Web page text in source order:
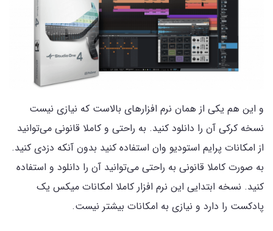
و این هم یکی از همان نرم افزارهای بالاست که نیازی نیست
نسخه کرکی آن را دانلود کنید. به راحتی و کاملا قانونی می‌توانید
از امکانات پرایم استودیو وان استفاده کنید بدون آنکه دزدی کنید.
به صورت کاملا قانونی به راحتی می‌توانید آن را دانلود و استفاده
کنید. نسخه ابتدایی این نرم افزار کاملا امکانات میکس یک
پادکست را دارد و نیازی به امکانات بیشتر نیست.